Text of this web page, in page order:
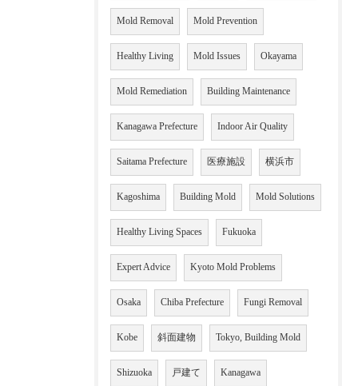
Mold Removal Mold Prevention
Healthy Living Mold Issues Okayama
Mold Remediation Building Maintenance
Kanagawa Prefecture Indoor Air Quality
Saitama Prefecture 医療施設 横浜市
Kagoshima Building Mold Mold Solutions
Healthy Living Spaces Fukuoka
Expert Advice Kyoto Mold Problems
Osaka Chiba Prefecture Fungi Removal
Kobe 斜面建物 Tokyo, Building Mold
Shizuoka 戸建て Kanagawa